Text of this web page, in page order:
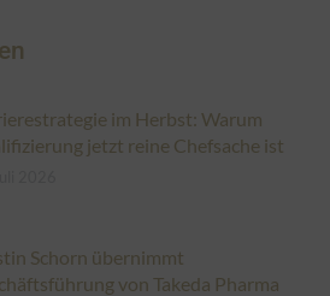
im Herbst: Warum
jetzt reine Chefsache ist
Schorn übernimmt
von Takeda Pharma